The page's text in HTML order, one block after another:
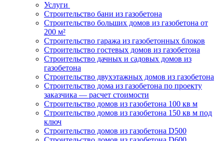
Услуги
Строительство бани из газобетона
Строительство больших домов из газобетона от
200 м²
Строительство гаража из газобетонных блоков
Строительство гостевых домов из газобетона
Строительство дачных и садовых домов из
газобетона
Строительство двухэтажных домов из газобетона
Строительство дома из газобетона по проекту
заказчика — расчет стоимости
Строительство домов из газобетона 100 кв м
Строительство домов из газобетона 150 кв м под
ключ
Строительство домов из газобетона D500